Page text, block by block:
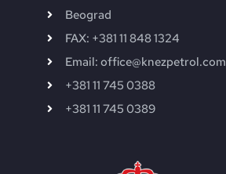
Beograd
FAX: +381 11 848 1324
Email: office@knezpetrol.com
+381 11 745 0388
+381 11 745 0389